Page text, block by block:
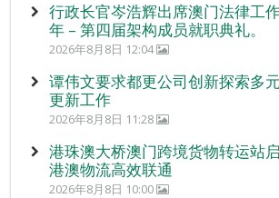
行政长官岑浩辉出席澳门法律工
年 – 第四届架构成员就职典礼。
2026年8月8日 12:04
谭伟文要求都更公司创新探索多
更新工作
2026年8月8日 11:28
港珠澳大桥澳门跨境货物转运站
港澳物流高效联通
2026年8月8日 10:00